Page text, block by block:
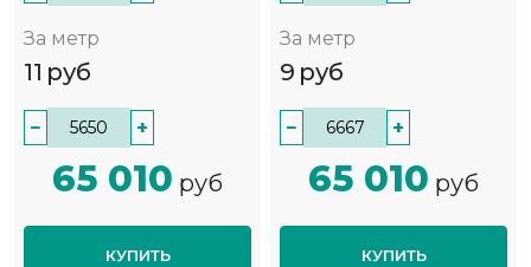
За метр
11 руб
− +
65 010 руб
КУПИТЬ
За метр
9 руб
− +
65 010 руб
КУПИТЬ